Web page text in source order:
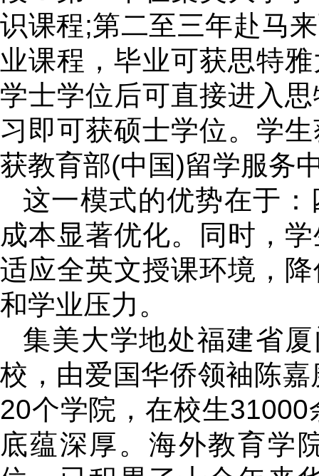
识课程;第二至三年赴马
业课程，毕业可获思特
学士学位后可直接进入
习即可获硕士学位。学
获教育部(中国)留学服务
这一模式的优势在于
成本显著优化。同时，
适应全英文授课环境，
和学业压力。
集美大学地处福建省
校，由爱国华侨领袖陈
20个学院，在校生
底蕴深厚。海外教育学